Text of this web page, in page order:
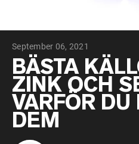
VEGAN PROTEIN
Ärtprotein
Ekologiskt
September 06, 2021
BÄSTA
ZINK OCH
VARFÖR
DEM